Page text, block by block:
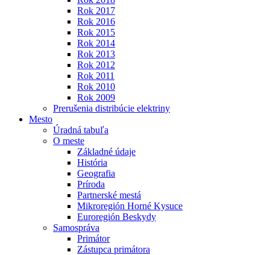
Rok 2017
Rok 2016
Rok 2015
Rok 2014
Rok 2013
Rok 2012
Rok 2011
Rok 2010
Rok 2009
Prerušenia distribúcie elektriny
Mesto
Úradná tabuľa
O meste
Základné údaje
História
Geografia
Príroda
Partnerské mestá
Mikroregión Horné Kysuce
Euroregión Beskydy
Samospráva
Primátor
Zástupca primátora